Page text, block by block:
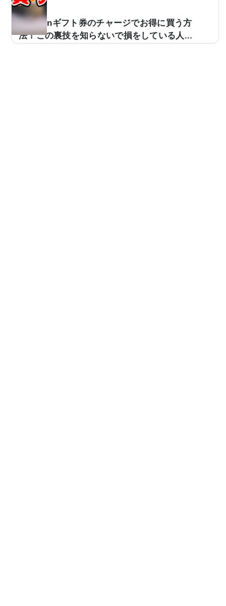
Amazonギフト券のチャージでお得に買う方
法！この裏技を知らないで損をしている人...